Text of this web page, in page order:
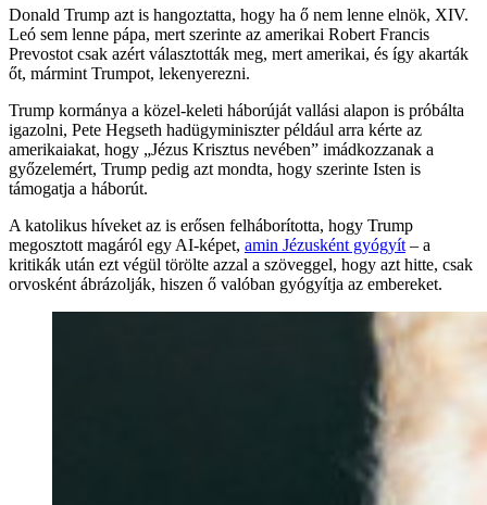
Donald Trump azt is hangoztatta, hogy ha ő nem lenne elnök, XIV.
Leó sem lenne pápa, mert szerinte az amerikai Robert Francis
Prevostot csak azért választották meg, mert amerikai, és így akarták
őt, mármint Trumpot, lekenyerezni.
Trump kormánya a közel-keleti háborúját vallási alapon is próbálta
igazolni, Pete Hegseth hadügyminiszter például arra kérte az
amerikaiakat, hogy „Jézus Krisztus nevében” imádkozzanak a
győzelemért, Trump pedig azt mondta, hogy szerinte Isten is
támogatja a háborút.
A katolikus híveket az is erősen felháborította, hogy Trump
megosztott magáról egy AI-képet, amin Jézusként gyógyít – a
kritikák után ezt végül törölte azzal a szöveggel, hogy azt hitte, csak
orvosként ábrázolják, hiszen ő valóban gyógyítja az embereket.